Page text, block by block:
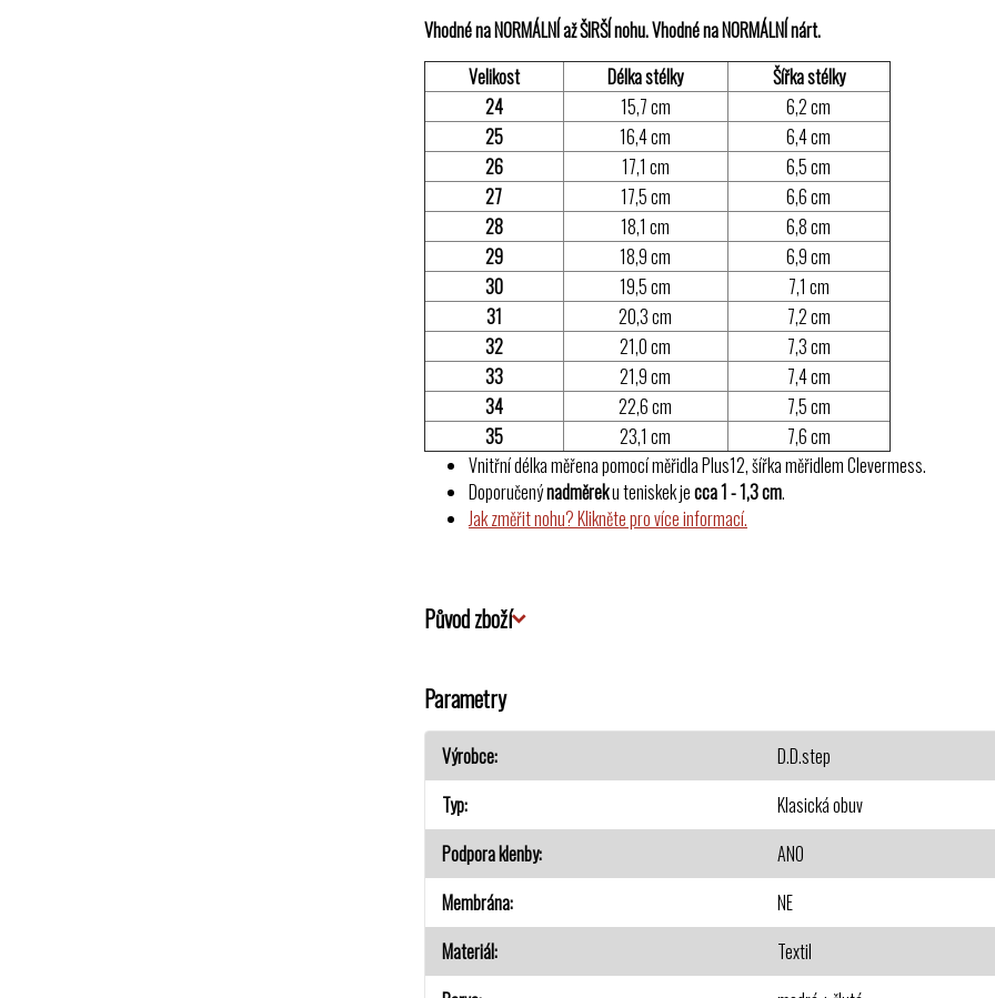
Vhodné na NORMÁLNÍ až ŠIRŠÍ nohu. Vhodné na NORMÁLNÍ nárt.
Velikost
Délka stélky
Šířka stélky
24
15,7 cm
6,2 cm
25
16,4 cm
6,4 cm
26
17,1 cm
6,5 cm
27
17,5 cm
6,6 cm
28
18,1 cm
6,8 cm
29
18,9 cm
6,9 cm
30
19,5 cm
7,1 cm
31
20,3 cm
7,2 cm
32
21,0 cm
7,3 cm
33
21,9 cm
7,4 cm
34
22,6 cm
7,5 cm
35
23,1 cm
7,6 cm
Vnitřní délka měřena pomocí měřidla Plus12, šířka měřidlem Clevermess.
Doporučenýnadměreku teniskek jecca 1 - 1,3 cm.
Jak změřit nohu? Klikněte pro více informací.
Původ zboží
Parametry
Výrobce
D.D.step
Typ
Klasická obuv
Podpora klenby
ANO
Membrána
NE
Materiál
Textil